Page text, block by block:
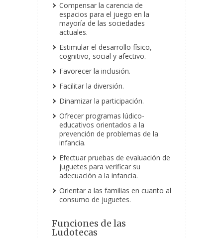
Compensar la carencia de
espacios para el juego en la
mayoría de las sociedades
actuales.
Estimular el desarrollo físico,
cognitivo, social y afectivo.
Favorecer la inclusión.
Facilitar la diversión.
Dinamizar la participación.
Ofrecer programas lúdico-
educativos orientados a la
prevención de problemas de la
infancia.
Efectuar pruebas de evaluación de
juguetes para verificar su
adecuación a la infancia.
Orientar a las familias en cuanto al
consumo de juguetes.
Funciones de las
Ludotecas